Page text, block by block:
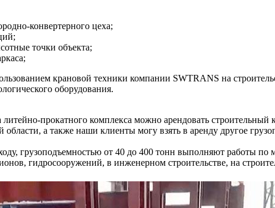
конвертерного цеха;
точки объекта;
крановой техники компании SWTRANS на
оборудования.
прокатного комплекса можно арендовать
а также наши клиенты могу взять в аренду другое
грузоподъемностью от 40 до 400 тонн выполняют работы по
гидросооружений, в инженерном строительстве, на